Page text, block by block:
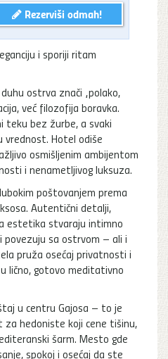
Rezerviši odmah!
i sporiji ritam
ostrva znači „polako,
već filozofija boravka.
teku bez žurbe, a svaki
vrednost. Hotel odiše
osmišljenim ambijentom
i nenametljivog luksuza.
poštovanjem prema
Autentični detalji,
estetika stvaraju intimno
povezuju sa ostrvom – ali i
pruža osećaj privatnosti i
lično, gotovo meditativno
u centru Gajosa – to je
za hedoniste koji cene tišinu,
šarm. Mesto gde
spokoj i osećaj da ste